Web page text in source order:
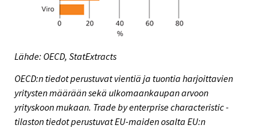
Lähde: OECD, StatExtracts
OECD:n tiedot perustuvat vientiä ja tuontia harjoittavien
yritysten määrään sekä ulkomaankaupan arvoon
yrityskoon mukaan. Trade by enterprise characteristic -
tilaston tiedot perustuvat EU-maiden osalta EU:n